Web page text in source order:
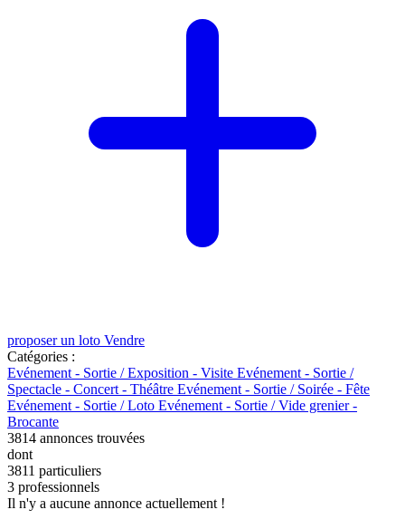
proposer un loto Vendre
Catégories :
Evénement - Sortie / Exposition - Visite Evénement - Sortie /
Spectacle - Concert - Théâtre Evénement - Sortie / Soirée - Fête
Evénement - Sortie / Loto Evénement - Sortie / Vide grenier -
Brocante
3814 annonces trouvées
dont
3811 particuliers
3 professionnels
Il n'y a aucune annonce actuellement !